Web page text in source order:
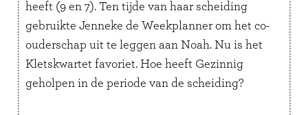
heeft (9 en 7). Ten tijde van haar scheiding
gebruikte Jenneke de Weekplanner om het co-
ouderschap uit te leggen aan Noah. Nu is het
Kletskwartet favoriet. Hoe heeft Gezinnig
geholpen in de periode van de scheiding?